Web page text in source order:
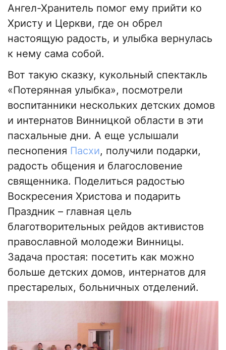
Ангел-Хранитель помог ему прийти ко
Христу и Церкви, где он обрел
настоящую радость, и улыбка вернулась
к нему сама собой.
Вот такую сказку, кукольный спектакль
«Потерянная улыбка», посмотрели
воспитанники нескольких детских домов
и интернатов Винницкой области в эти
пасхальные дни. А еще услышали
песнопения Пасхи, получили подарки,
радость общения и благословение
священника. Поделиться радостью
Воскресения Христова и подарить
Праздник – главная цель
благотворительных рейдов активистов
православной молодежи Винницы.
Задача простая: посетить как можно
больше детских домов, интернатов для
престарелых, больничных отделений.